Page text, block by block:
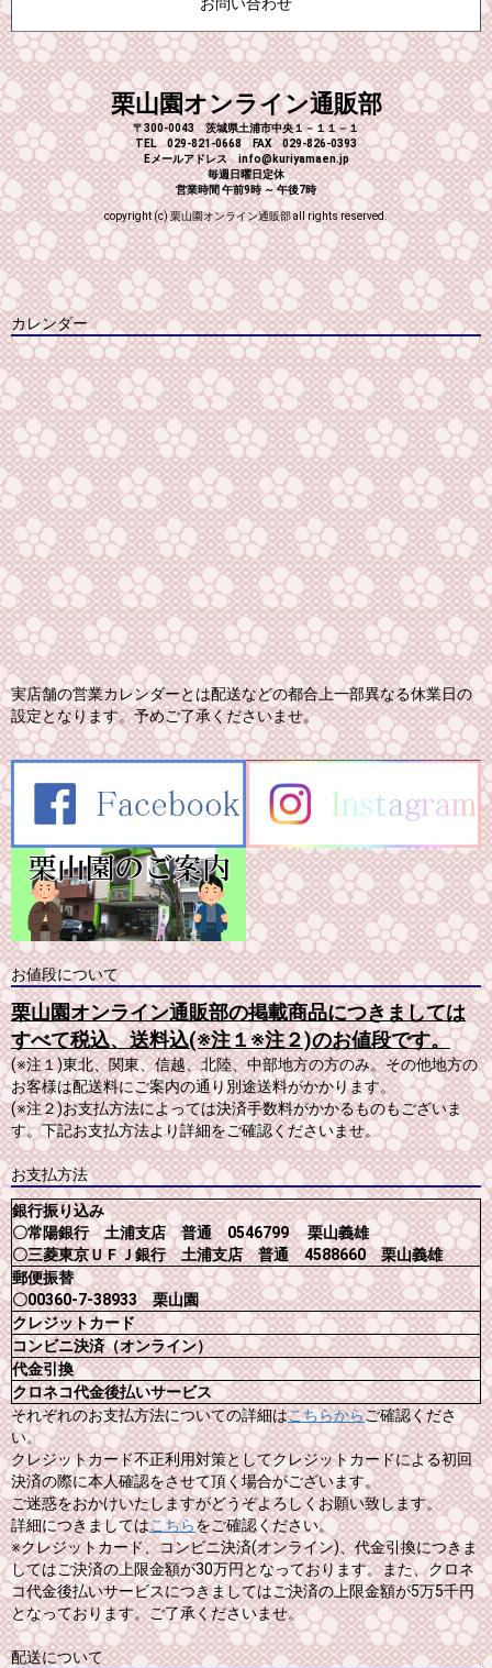
栗山園オンライン通販部
〒300-0043 茨城県土浦市中央１－１１－１
TEL 029-821-0668 FAX 029-826-0393
Eメールアドレス info@kuriyamaen.jp
毎週日曜日定休
営業時間 午前9時 ～ 午後7時
copyright (c) 栗山園オンライン通販部 all rights reserved.
カレンダー
実店舗の営業カレンダーとは配送などの都合上一部異なる休業日の
設定となります。予めご了承くださいませ。
お値段について
栗山園オンライン通販部の掲載商品につきましては
すべて税込、送料込(※注１※注２)のお値段です。
(※注１)東北、関東、信越、北陸、中部地方の方のみ。その他地方の
お客様は配送料にご案内の通り別途送料がかかります。
(※注２)お支払方法によっては決済手数料がかかるものもございま
す。下記お支払方法より詳細をご確認くださいませ。
お支払方法
銀行振り込み
〇常陽銀行 土浦支店 普通 0546799 栗山義雄
〇三菱東京ＵＦＪ銀行 土浦支店 普通 4588660 栗山義雄
郵便振替
〇00360-7-38933 栗山園
クレジットカード
コンビニ決済（オンライン）
代金引換
クロネコ代金後払いサービス
それぞれのお支払方法についての詳細はこちらからご確認くださ
い。
クレジットカード不正利用対策としてクレジットカードによる初回
決済の際に本人確認をさせて頂く場合がございます。
ご迷惑をおかけいたしますがどうぞよろしくお願い致します。
詳細につきましてはこちらをご確認ください。
※クレジットカード、コンビニ決済(オンライン)、代金引換につきま
してはご決済の上限金額が30万円となっております。また、クロネ
コ代金後払いサービスにつきましてはご決済の上限金額が5万5千円
となっております。ご了承くださいませ。
配送について